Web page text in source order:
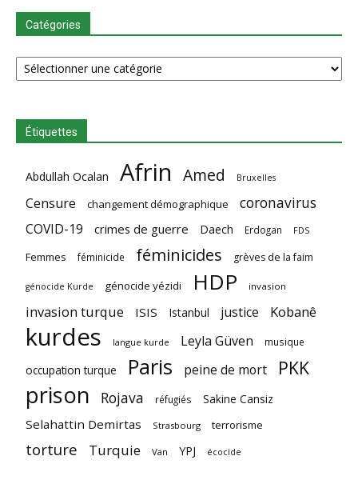
Catégories
Catégories
Étiquettes
Abdullah Ocalan Afrin Amed Bruxelles
Censure changement démographique coronavirus
COVID-19 crimes de guerre Daech Erdogan FDS
Femmes féminicide féminicides grèves de la faim
génocide Kurde génocide yézidi HDP invasion
invasion turque ISIS Istanbul justice Kobanê
kurdes langue kurde Leyla Güven musique
occupation turque Paris peine de mort PKK
prison Rojava réfugiés Sakine Cansiz
Selahattin Demirtas Strasbourg terrorisme
torture Turquie Van YPJ écocide